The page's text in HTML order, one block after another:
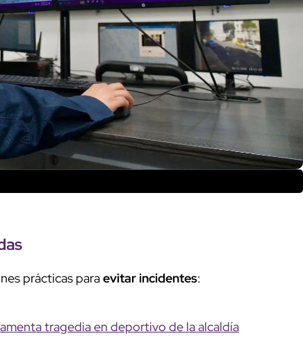
prácticas paraevitar incidentes:
tragedia en deportivo de la alcaldía